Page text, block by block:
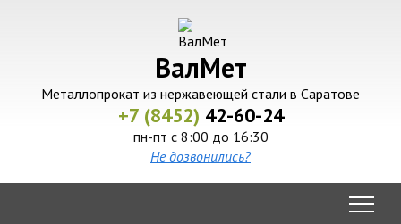
ВалМет
Металлопрокат из нержавеющей стали в Саратове
+7 (8452) 42-60-24
пн-пт с 8:00 до 16:30
Не дозвонились?